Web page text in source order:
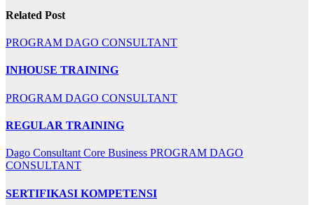
Related Post
PROGRAM DAGO CONSULTANT
INHOUSE TRAINING
PROGRAM DAGO CONSULTANT
REGULAR TRAINING
Dago Consultant Core Business PROGRAM DAGO
CONSULTANT
SERTIFIKASI KOMPETENSI